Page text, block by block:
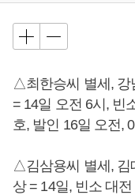
△최한승씨 별세, 강
= 14일 오전 6시, 빈
호, 발인 16일 오전,
△김삼용씨 별세, 김
상 = 14일, 빈소 대